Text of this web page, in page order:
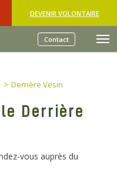
DEVENIR VOLONTAIRE
Contact
Derrière Vesin
Derrière
vous auprès du